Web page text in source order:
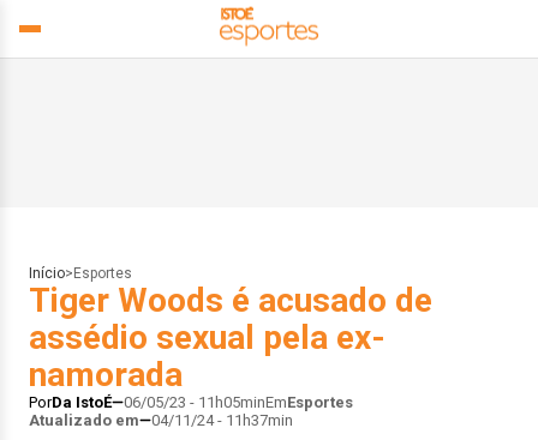
Início> Esportes
Tiger Woods é acusado de
assédio sexual pela ex-
namorada
PorDa IstoÉ 06/05/23 - 11h05minEmEsportes
Atualizado em
04/11/24 - 11h37min